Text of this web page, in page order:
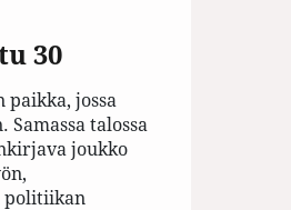
30
paikka, jossa
talossa
joukko
politiikan